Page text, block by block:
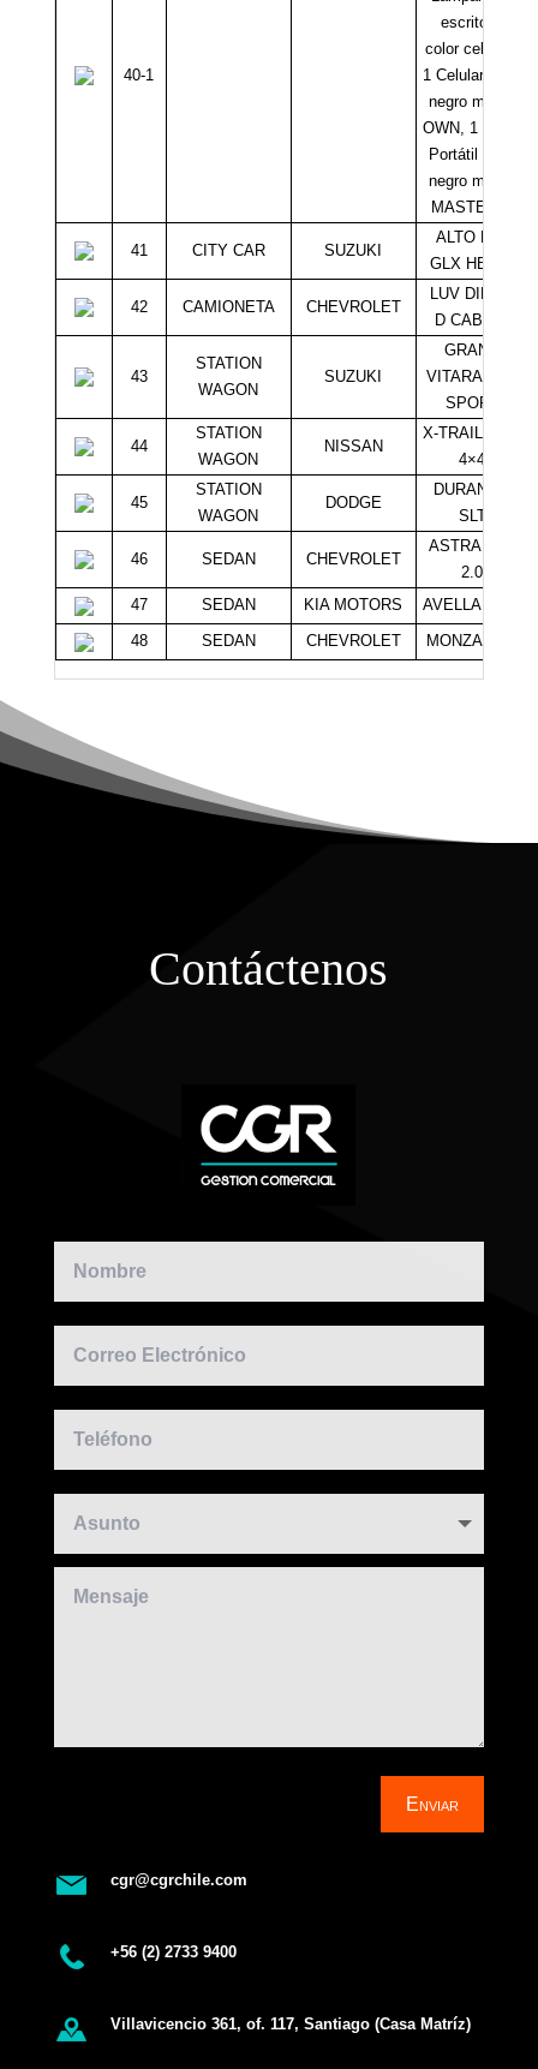
40-1
escritorio
color celeste,
1 Celular color
negro marca
OWN, 1 Video
Portátil color
negro marca
MASTER-G
41 CITY CAR SUZUKI
ALTO K10
GLX HB 1.0
42 CAMIONETA CHEVROLET
LUV DIMAX
D CAB 3.0
43
STATION
WAGON
SUZUKI
GRAND
VITARA GLX
SPORT
44
STATION
WAGON
NISSAN
X-TRAIL X HL
4×4
45
STATION
WAGON
DODGE
DURANGO
SLT
46 SEDAN CHEVROLET
ASTRA GLS
2.0
47 SEDAN KIA MOTORS AVELLA GLSI
48
SEDAN CHEVROLET MONZA GLS
Contáctenos
Enviar
cgr@cgrchile.com
+56 (2) 2733 9400
Villavicencio 361, of. 117, Santiago (Casa Matríz)